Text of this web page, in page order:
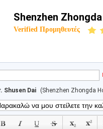
Shenzhen
Verified Προμηθευτές
Shusen Dai (Shenzhen Zhongda